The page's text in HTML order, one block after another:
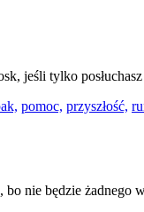
jeśli tylko
pomoc, przyszłość,
bo nie będzie żadnego